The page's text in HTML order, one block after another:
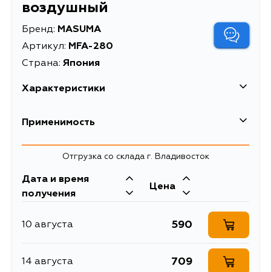
воздушный
Бренд: MASUMA
Артикул: MFA-280
Страна: Япония
Характеристики
EAN-13
Длина упаковки, мм
Масса, кг 0.22
Описание Фильтр воздушный
Воздушный фильтр A-
157A MASUMA (1/40)
Применимость
Toyota
Кузов Двигатель
AT150, EE90, AE81, EE100, EE105,
AE85, EP70, EP71, EP76, EP80,
EP81, EP90, EL40, EL50
3ALU, 2E, 2ELU,
2ELJ, 1EL, 1E
Отгрузка со склада г. Владивосток
Дата и время
получения
Цена
10 августа 590
14 августа 709